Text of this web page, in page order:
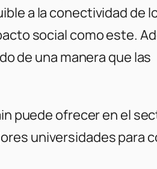
a la conectividad de
social como este.
de una manera que las
puede ofrecer en el
universidades para